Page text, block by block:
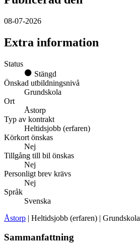
08-07-2026
Extra information
Status
Stängd
Önskad utbildningsnivå
Grundskola
Ort
Åstorp
Typ av kontrakt
Heltidsjobb (erfaren)
Körkort önskas
Nej
Tillgång till bil önskas
Nej
Personligt brev krävs
Nej
Språk
Svenska
Åstorp | Heltidsjobb (erfaren) | Grundskola
Sammanfattning